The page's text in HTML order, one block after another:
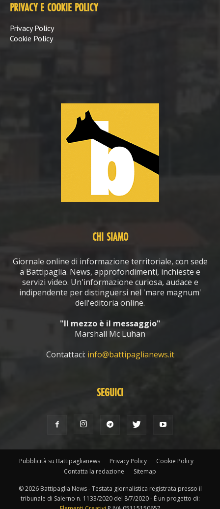
PRIVACY E COOKIE POLICY
Privacy Policy
Cookie Policy
CHI SIAMO
Giornale online di informazione territoriale, con sede
a Battipaglia. News, approfondimenti, inchieste e
servizi video. Un'informazione curiosa, audace e
indipendente per distinguersi nel 'mare magnum'
dell'editoria online.
"Il mezzo è il messaggio"
Marshall Mc Luhan
Contattaci: info@battipaglianews.it
SEGUICI
Pubblicità su Battipaglianews Privacy Policy
Cookie Policy
Contatta la redazione
Sitemap
© 2026 Battipaglia News - Testata giornalistica registrata presso il
tribunale di Salerno n. 1133/2020 del 8/7/2020 - È un progetto di: